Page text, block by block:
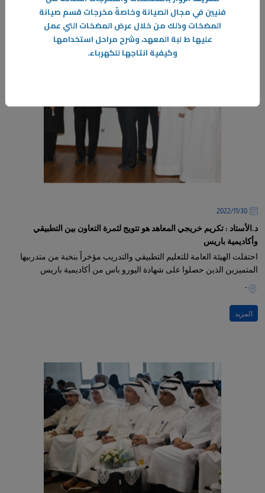
30‏/11‏/2022
د.الأستاد : تكريم خريجي المعاهد هو تتويج لثمرة التعاون بين التطبيقي
وأكاديمية باريس
احتفلت الهيئة العامة للتعليم التطبيقي والتدريب مؤخراً بنخبة من متدربيها
المتميزين الذين حصلوا على شهادة اليورو باس من أكاديمية باريس
-
المزيد
فنيين في مجال الصيانة وخاصةً مخرجات قسم صيانة
المضخات وذلك من خلال عرض المضخات التي عمل
عليها ط لبة المعهد، وشرح مراحل استخدامها
وكيفية انتاجها للكهرباء.